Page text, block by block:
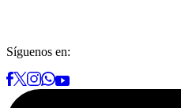
Síguenos en: